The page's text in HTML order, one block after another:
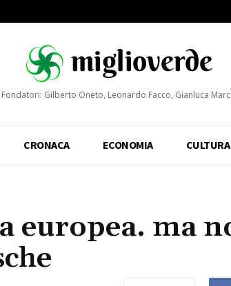
Fondatori: Gilberto Oneto, Leonardo Facco, Gianluca
CRONACA ECONOMIA CULTURA
europea. ma